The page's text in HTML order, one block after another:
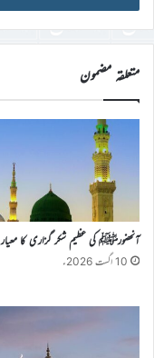
ڈی
درج
کریں
متعلقہ مضمون
آنحضورﷺ کی عظیم شکر گزاری کا معیار
10 اگست 2026ء